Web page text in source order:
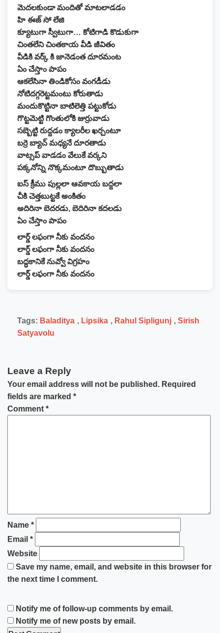
మెదలకుండా మందితో మాటలాడడం
హి ఈజ్ సో లేజి
క్యూటుగా స్వీటుగా… కోటిగాడి కొడుకుగా
చింతలేని చింతకాయ వీడి జీవితం
వీడికి వర్క్ కి జానెడంత దూరమంట
ఏం చేస్తాం పాపం
ఆకలేసినా తిండికోసం వంగడీడు
నోటిదగ్గరెట్టమంటు కోరుతాడు
మందుకొట్టినా బాటిలెత్తి పట్టుకోడు
గొట్టమెట్టి గొంతులోకి జుర్రువాడు
సబ్బెట్టి రుద్దడం క్యాలరీల ఖర్చంటూ
బర్రె బ్యాచ్ మధ్యనే దూరతాడు
వాట్సప్ వాడడం వేలుకే వర్కని
పక్కనోన్ని నొక్కమంటూ దొబ్బుతాడు
ఐస్ క్రీము పుల్లలా ఆవకాయ బద్దలా
చీకి చెత్తబుట్టకే అంకితం
అదిరినా బెదరడు, బెదిరినా కదలడు
ఏం చేస్తాం పాపం
లార్డ్ లఫంగా నీకు వందనం
లార్డ్ లఫంగా నీకు వందనం
బద్ధకానికే నువ్వో విగ్రహం
లార్డ్ లఫంగా నీకు వందనం
Tags: Baladitya , Lipsika , Rahul Sipligunj , Sirish
Satyavolu
Leave a Reply
Your email address will not be published. Required
fields are marked *
Comment *
Name *
Email *
Website
Save my name, email, and website in this browser for
the next time I comment.
Notify me of follow-up comments by email.
Notify me of new posts by email.